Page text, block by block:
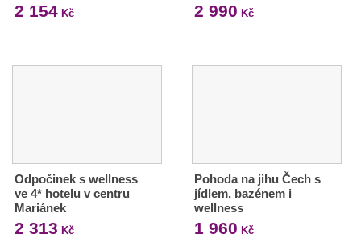
2 154 Kč 2 990 Kč
Odpočinek s wellness
ve 4* hotelu v centru
Mariánek
2 313 Kč
Pohoda na jihu Čech s
jídlem, bazénem i
wellness
1 960 Kč